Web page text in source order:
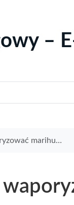
–
to vape weed dla początkujących